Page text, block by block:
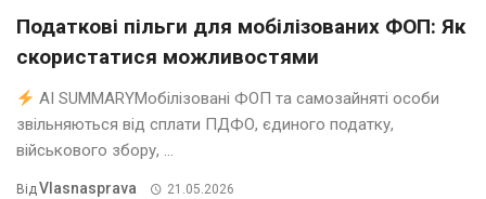
Податкові пільги для мобілізованих ФОП: Як
скористатися можливостями
AI SUMMARYМобілізовані ФОП та самозайняті особи
звільняються від сплати ПДФО, єдиного податку,
військового збору, ...
ВідVlasnasprava 21.05.2026